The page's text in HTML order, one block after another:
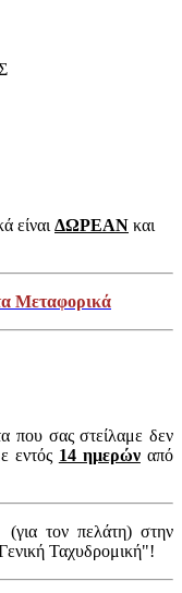
είναιΔΩΡΕΑΝ και
Μεταφορικά
που σας στείλαμε δεν
εντός 14 ημερώναπό
(για τον πελάτη) στην
Ταχυδρομική"!